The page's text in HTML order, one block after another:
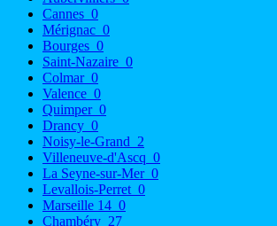
Cannes 0
Mérignac 0
Bourges 0
Saint-Nazaire 0
Colmar 0
Valence 0
Quimper 0
Drancy 0
Noisy-le-Grand 2
Villeneuve-d'Ascq 0
La Seyne-sur-Mer 0
Levallois-Perret 0
Marseille 14 0
Chambéry 27